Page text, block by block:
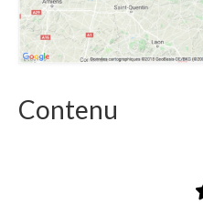
Contenu